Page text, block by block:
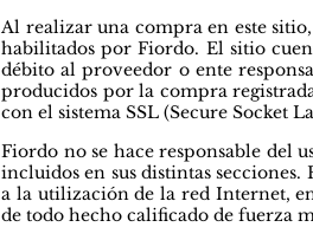
Al realizar una compra en este
habilitados por Fiordo. El sitio
débito al proveedor o ente
producidos por la compra
con el sistema SSL (Secure Socket
Fiordo no se hace responsable del
incluidos en sus distintas
a la utilización de la red Internet,
de todo hecho calificado de fuerza